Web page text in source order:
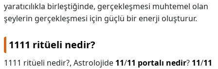
yaratıcılıkla birleştiğinde, gerçekleşmesi muhtemel olan
şeylerin gerçekleşmesi için güçlü bir enerji oluşturur.
1111 ritüeli nedir?
1111 ritüeli nedir?, Astrolojide 11/11 portalı nedir? 11/11